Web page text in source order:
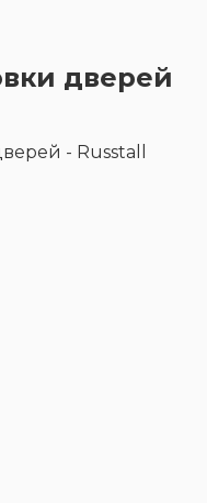
дверей